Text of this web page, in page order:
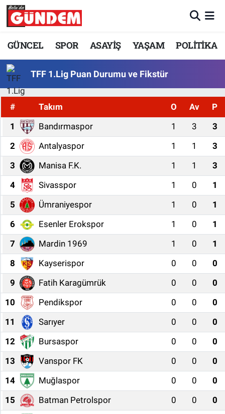
GÜNCEL SPOR ASAYİŞ YAŞAM POLİTİKA
TFF 1.Lig Puan Durumu ve Fikstür
# Takım O Av
P
1
Bandırmaspor 1 3
3
2
Antalyaspor 1 1
3
3
Manisa F.K. 1 1
3
4
Sivasspor 1 0
1
5
Ümraniyespor 1 0
1
6
Esenler Erokspor 1 0
1
7
Mardin 1969 1 0
1
8
Kayserispor 0 0
0
9
Fatih Karagümrük 0 0
0
10
Pendikspor 0 0
0
11
Sarıyer 0 0
0
12
Bursaspor 0 0
0
13
Vanspor FK 0 0
0
14
Muğlaspor 0 0
0
15
Batman Petrolspor 0 0
0
Merkez Nöbetçi Eczaneler
Merkez Trafik Yoğunluk Haritası
Süper Lig Puan Durumu ve Fikstür
Tüm Manşetler
Son Dakika Haberleri
Haber Arşivi